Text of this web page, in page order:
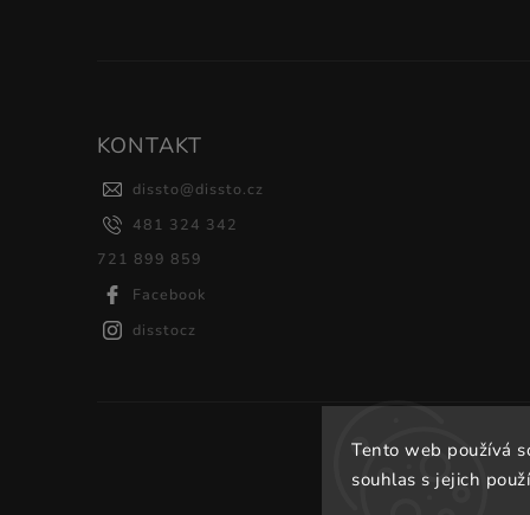
Tento web používá
souhlas s jejich
KONTAKT
dissto@dissto.cz
481 324 342
721 899 859
Facebook
disstocz